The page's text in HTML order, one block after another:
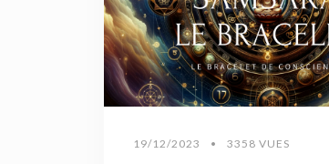
19/12/2023 • 3358 VUES